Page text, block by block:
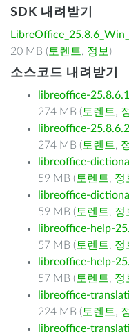
SDK 내려받기
20 MB ( 토렌트, 정보 )
소스코드 내려받기
libreoffice-
274 MB ( 토렌트,
libreoffice-
274 MB ( 토렌트,
libreoffice-
59 MB ( 토렌트, 정
libreoffice-
59 MB ( 토렌트, 정
libreoffice-help-
57 MB ( 토렌트, 정
libreoffice-help-
57 MB ( 토렌트, 정
libreoffice-
224 MB ( 토렌트,
libreoffice-